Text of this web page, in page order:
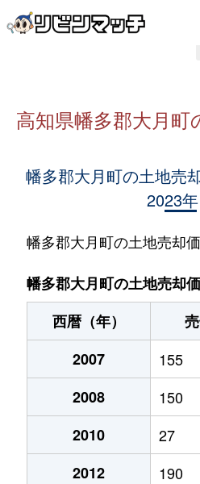
高知県幡多郡大月町
幡多郡大月町の土地売
2023年
幡多郡大月町の土地売却価
幡多郡大月町の土地売却
西暦（年）
2007
155
2008
150
2010
27
2012
190